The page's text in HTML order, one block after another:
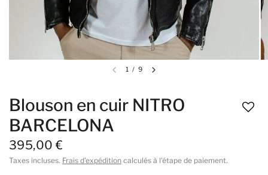
1 / 9
Blouson en cuir NITRO
BARCELONA
395,00 €
Taxes incluses. Frais d'expédition calculés à l'étape de paiement.